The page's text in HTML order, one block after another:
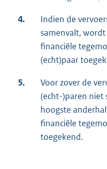
4.
Indien de
samenvalt,
financiële
(echt)paar
5.
Voor zover de
(echt-)paren niet
hoogste
financiële
toegekend.